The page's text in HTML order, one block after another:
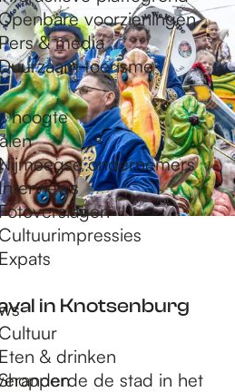
Openbare voorzieningen
& media
toerisme
hoogte
ondernemers
Cultuurimpressies
Expats
Cultuur
Eten & drinken
in Knotsenburg
de stad in het